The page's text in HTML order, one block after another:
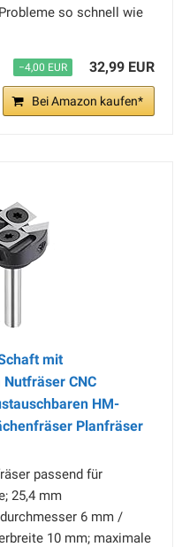
so schnell wie
−4,00 EUR 32,99 EUR
Bei Amazon kaufen*
mit
CNC
HM-
Planfräser
passend für
25,4 mm
6 mm /
10 mm; maximale